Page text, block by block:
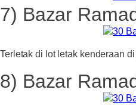
7) Bazar
Terletak di lot letak kenderaan
8) Bazar